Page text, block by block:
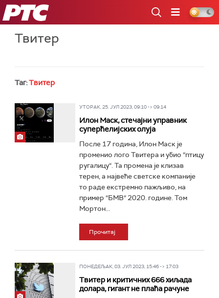
РТС
Твитер
Таг:Твитер
УТОРАК, 25. ЈУЛ 2023, 09:10 -> 09:14
Илон Маск, стечајни управник
суперћелијских олуја
После 17 година, Илон Маск је
променио лого Твитера и убио “птицу
ругалицу“. Та промена је клизав
терен, а највеће светске компаније
то раде екстремно пажљиво, на
пример “БМВ“ 2020. године. Том
Мортон...
Прочитај
ПОНЕДЕЉАК, 03. ЈУЛ 2023, 15:46 -> 17:03
Твитер и критичних 666 хиљада
долара, гигант не плаћа рачуне